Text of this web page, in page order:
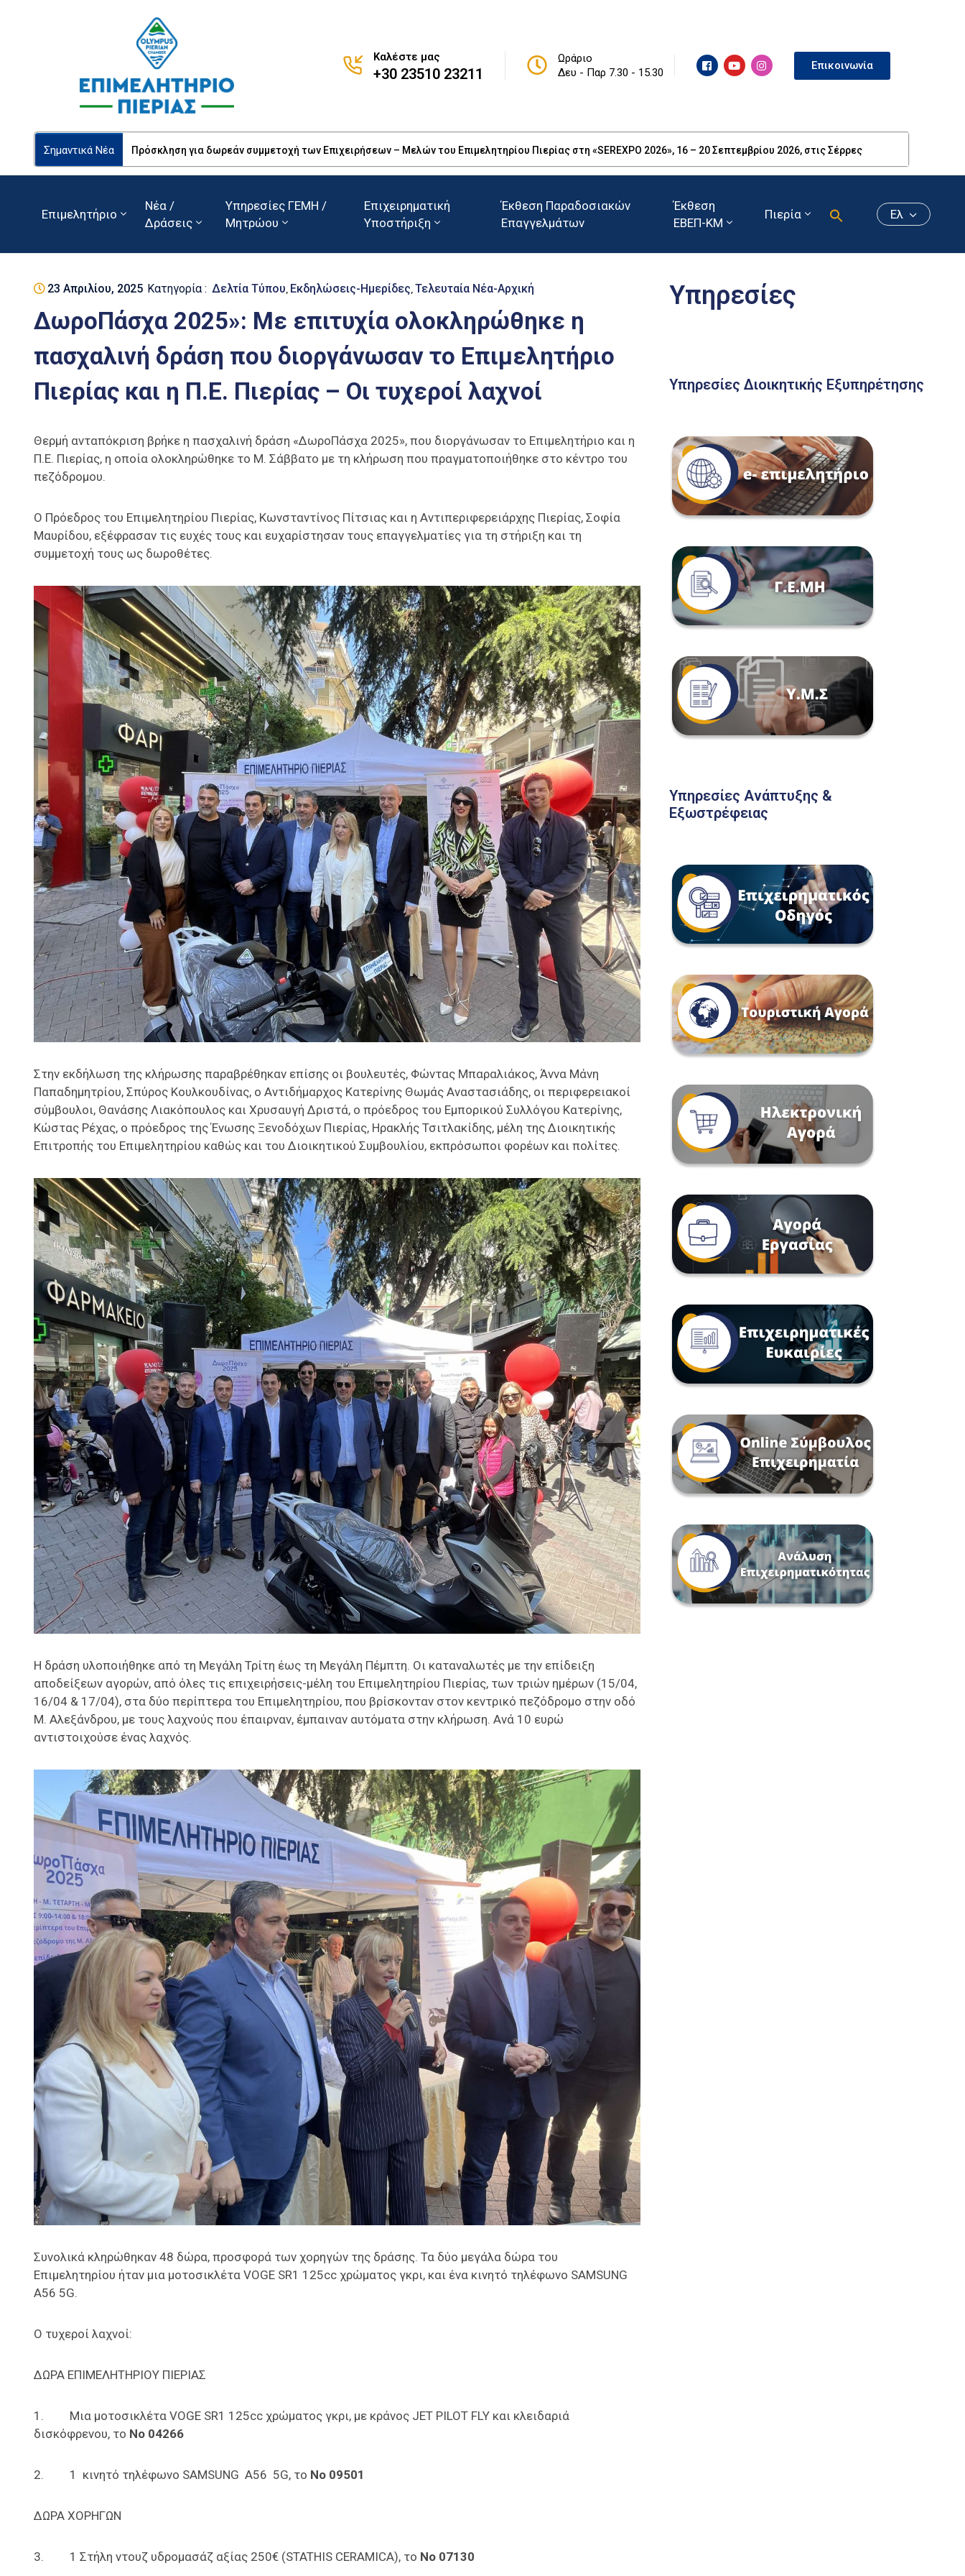
Καλέστε μας
+30 23510 23211
Ωράριο
Δευ - Παρ 7.30 - 15.30
Επικοινωνία
Σημαντικά Νέα Πρόσκληση για δωρεάν συμμετοχή των Επιχειρήσεων – Μελών του Επιμελητηρίου Πιερίας στη «SEREXPO 2026», 16 – 20 Σεπτεμβρίου 2026, στις Σέρρες
Επιμελητήριο
Νέα /
Δράσεις
Υπηρεσίες ΓΕΜΗ /
Μητρώου
Επιχειρηματική
Υποστήριξη
Έκθεση Παραδοσιακών
Επαγγελμάτων
Έκθεση
ΕΒΕΠ-ΚΜ
Πιερία Ελ
23 Απριλίου, 2025 Κατηγορία : Δελτία Τύπου‚ Εκδηλώσεις-Ημερίδες‚ Τελευταία Νέα-Αρχική
ΔωροΠάσχα 2025»: Με επιτυχία ολοκληρώθηκε η
πασχαλινή δράση που διοργάνωσαν το Επιμελητήριο
Πιερίας και η Π.Ε. Πιερίας – Οι τυχεροί λαχνοί
Θερμή ανταπόκριση βρήκε η πασχαλινή δράση «ΔωροΠάσχα 2025», που διοργάνωσαν το Επιμελητήριο και η
Π.Ε. Πιερίας, η οποία ολοκληρώθηκε το Μ. Σάββατο με τη κλήρωση που πραγματοποιήθηκε στο κέντρο του
πεζόδρομου.
Ο Πρόεδρος του Επιμελητηρίου Πιερίας, Κωνσταντίνος Πίτσιας και η Αντιπεριφερειάρχης Πιερίας, Σοφία
Μαυρίδου, εξέφρασαν τις ευχές τους και ευχαρίστησαν τους επαγγελματίες για τη στήριξη και τη
συμμετοχή τους ως δωροθέτες.
Στην εκδήλωση της κλήρωσης παραβρέθηκαν επίσης οι βουλευτές, Φώντας Μπαραλιάκος, Άννα Μάνη
Παπαδημητρίου, Σπύρος Κουλκουδίνας, ο Αντιδήμαρχος Κατερίνης Θωμάς Αναστασιάδης, οι περιφερειακοί
σύμβουλοι, Θανάσης Λιακόπουλος και Χρυσαυγή Δριστά, ο πρόεδρος του Εμπορικού Συλλόγου Κατερίνης,
Κώστας Ρέχας, ο πρόεδρος της Ένωσης Ξενοδόχων Πιερίας, Ηρακλής Τσιτλακίδης, μέλη της Διοικητικής
Επιτροπής του Επιμελητηρίου καθώς και του Διοικητικού Συμβουλίου, εκπρόσωποι φορέων και πολίτες.
Η δράση υλοποιήθηκε από τη Μεγάλη Τρίτη έως τη Μεγάλη Πέμπτη. Οι καταναλωτές με την επίδειξη
αποδείξεων αγορών, από όλες τις επιχειρήσεις-μέλη του Επιμελητηρίου Πιερίας, των τριών ημέρων (15/04,
16/04 & 17/04), στα δύο περίπτερα του Επιμελητηρίου, που βρίσκονταν στον κεντρικό πεζόδρομο στην οδό
Μ. Αλεξάνδρου, με τους λαχνούς που έπαιρναν, έμπαιναν αυτόματα στην κλήρωση. Ανά 10 ευρώ
αντιστοιχούσε ένας λαχνός.
Συνολικά κληρώθηκαν 48 δώρα, προσφορά των χορηγών της δράσης. Τα δύο μεγάλα δώρα του
Επιμελητηρίου ήταν μια μοτοσικλέτα VOGE SR1 125cc χρώματος γκρι, και ένα κινητό τηλέφωνο SAMSUNG
A56 5G.
Ο τυχεροί λαχνοί:
ΔΩΡΑ ΕΠΙΜΕΛΗΤΗΡΙΟΥ ΠΙΕΡΙΑΣ
1. Μια μοτοσικλέτα VOGE SR1 125cc χρώματος γκρι, με κράνος JET PILOT FLY και κλειδαριά
δισκόφρενου, το Νο 04266
2. 1 κινητό τηλέφωνο SAMSUNG A56 5G, το Νο 09501
ΔΩΡΑ ΧΟΡΗΓΩΝ
3. 1 Στήλη ντουζ υδρομασάζ αξίας 250€ (STATHIS CERAMICA), το Νο 07130
Υπηρεσίες
Υπηρεσίες Διοικητικής Εξυπηρέτησης
Υπηρεσίες Ανάπτυξης &
Εξωστρέφειας